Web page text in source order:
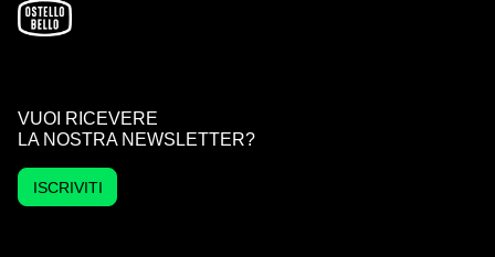
VUOI RICEVERE
LA NOSTRA NEWSLETTER?
ISCRIVITI